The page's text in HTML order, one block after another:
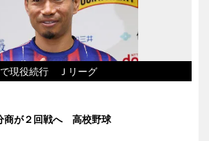
現役続行 Ｊリーグ
商が２回戦へ 高校野球